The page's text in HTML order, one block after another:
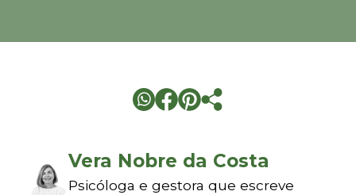
Vera Nobre da Costa
Psicóloga e gestora que escreve